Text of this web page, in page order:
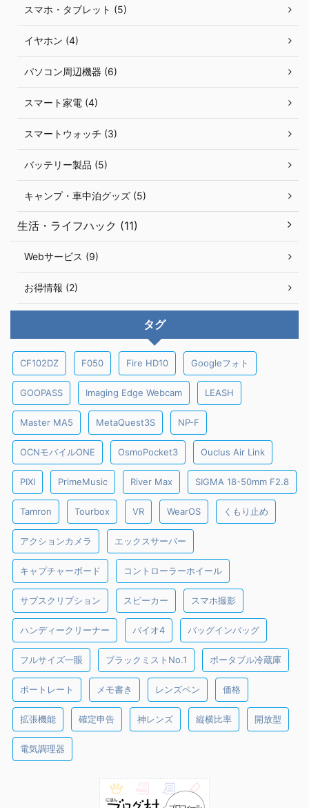
スマホ・タブレット (5)
イヤホン (4)
パソコン周辺機器 (6)
スマート家電 (4)
スマートウォッチ (3)
バッテリー製品 (5)
キャンプ・車中泊グッズ (5)
生活・ライフハック (11)
Webサービス (9)
お得情報 (2)
タグ
CF102DZ F050 Fire HD10 Googleフォト
GOOPASS Imaging Edge Webcam LEASH
Master MA5 MetaQuest3S NP-F
OCNモバイルONE OsmoPocket3 Ouclus Air Link
PIXI PrimeMusic River Max SIGMA 18-50mm F2.8
Tamron Tourbox VR WearOS くもり止め
アクションカメラ エックスサーバー
キャプチャーボード コントローラーホイール
サブスクリプション スピーカー スマホ撮影
ハンディークリーナー バイオ4 バッグインバッグ
フルサイズ一眼 ブラックミストNo.1 ポータブル冷蔵庫
ポートレート メモ書き レンズペン 価格
拡張機能 確定申告 神レンズ 縦横比率 開放型
電気調理器